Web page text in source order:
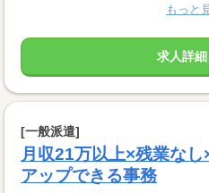
もっと
求人詳
[一般派遣]
月収21万以上×残業な
アップできる事務